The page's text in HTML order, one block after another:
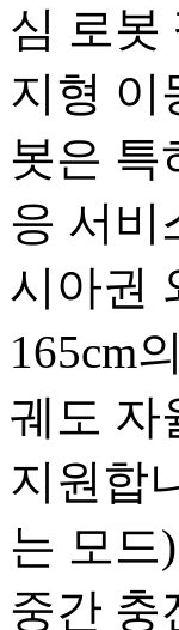
심 로봇
지형 이
봇은 특
응 서비
시아권
165cm
궤도 자
지원합
는 모드
중간 충